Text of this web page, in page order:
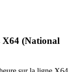
X64 (National